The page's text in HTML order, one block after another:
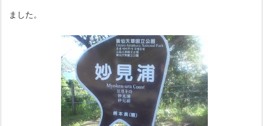
ました。